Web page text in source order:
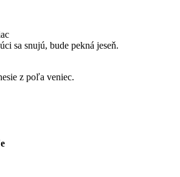
sa snujú, bude pekná jeseň.
z poľa veniec.